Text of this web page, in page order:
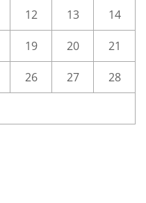
12 13 14
19 20 21
26 27 28